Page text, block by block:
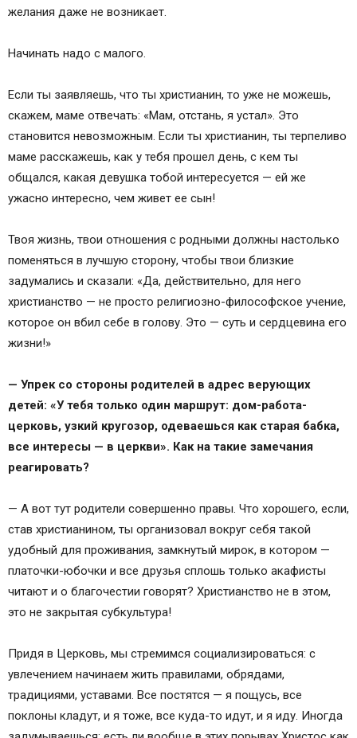
желания даже не возникает.
Начинать надо с малого.
Если ты заявляешь, что ты христианин, то уже не можешь,
скажем, маме отвечать: «Мам, отстань, я устал». Это
становится невозможным. Если ты христианин, ты терпеливо
маме расскажешь, как у тебя прошел день, с кем ты
общался, какая девушка тобой интересуется — ей же
ужасно интересно, чем живет ее сын!
Твоя жизнь, твои отношения с родными должны настолько
поменяться в лучшую сторону, чтобы твои близкие
задумались и сказали: «Да, действительно, для него
христианство — не просто религиозно-философское учение,
которое он вбил себе в голову. Это — суть и сердцевина его
жизни!»
— Упрек со стороны родителей в адрес верующих
детей: «У тебя только один маршрут: дом-работа-
церковь, узкий кругозор, одеваешься как старая бабка,
все интересы — в церкви». Как на такие замечания
реагировать?
— А вот тут родители совершенно правы. Что хорошего, если,
став христианином, ты организовал вокруг себя такой
удобный для проживания, замкнутый мирок, в котором —
платочки-юбочки и все друзья сплошь только акафисты
читают и о благочестии говорят? Христианство не в этом,
это не закрытая субкультура!
Придя в Церковь, мы стремимся социализироваться: с
увлечением начинаем жить правилами, обрядами,
традициями, уставами. Все постятся — я пощусь, все
поклоны кладут, и я тоже, все куда-то идут, и я иду. Иногда